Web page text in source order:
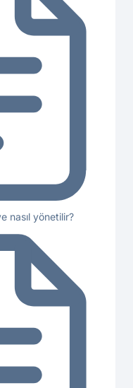
nasıl yönetilir?